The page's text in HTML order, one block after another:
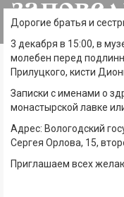
перед
Дорогие братья и
3 декабря в 15:00, в
молебен перед
Прилуцкого, кисти
Записки с именами о
монастырской лавке
Адрес: Вологодский
Сергея Орлова, 15,
Приглашаем всех